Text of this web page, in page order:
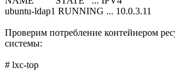
ubuntu-ldap1 RUNNING ... 10.0.3.11
Проверим потребление контейнером
системы:
# lxc-top